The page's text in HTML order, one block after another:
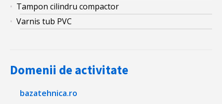
Tampon cilindru compactor
Varnis tub PVC
Domenii de activitate
bazatehnica.ro